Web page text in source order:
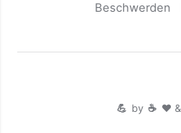
Beschwerden
💪 by☕ ❤️ &